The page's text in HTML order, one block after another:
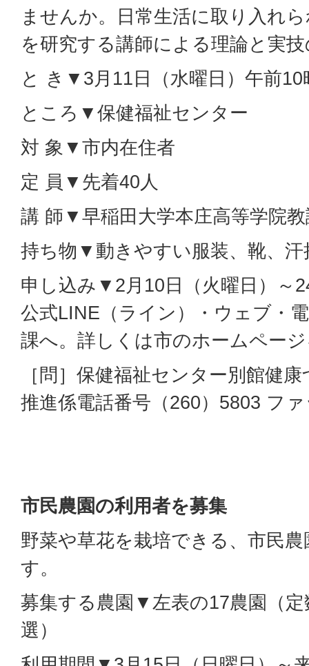
ませんか。日常生活に取り入れ
を研究する講師による理論と実
と き▼3月11日（水曜日）午前10
ところ▼保健福祉センター
対 象▼市内在住者
定 員▼先着40人
講 師▼早稲田大学本庄高等学院
持ち物▼動きやすい服装、靴、汗
申し込み▼2月10日（火曜日）～
公式LINE（ライン）・ウェブ・
課へ。詳しくは市のホームペー
［問］保健福祉センター別館健
推進係電話番号（260）5803 フ
市民農園の利用者を募集
野菜や草花を栽培できる、市民
す。
募集する農園▼左表の17農園（
選）